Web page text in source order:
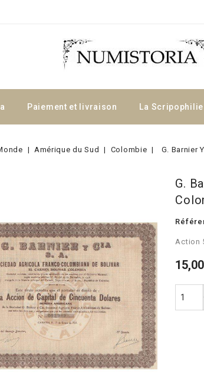
Paiement et livraison La Scripophilie
Amérique du Sud Colombie G. Barnier
G.
Action